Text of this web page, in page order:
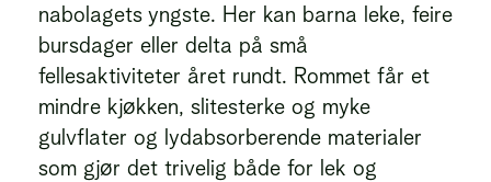
nabolagets yngste. Her kan barna leke, feire
bursdager eller delta på små
fellesaktiviteter året rundt. Rommet får et
mindre kjøkken, slitesterke og myke
gulvflater og lydabsorberende materialer
som gjør det trivelig både for lek og